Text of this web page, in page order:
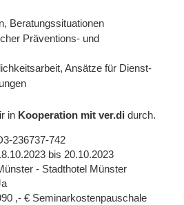
Beratungssituationen
Präventions- und
Ansätze für Dienst-
in Kooperation mit ver.di durch.
236737-742
bis 20.10.2023
- Stadthotel Münster
,- € Seminarkostenpauschale